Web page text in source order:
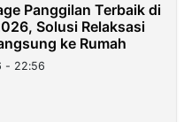
Panggilan Terbaik di
Solusi Relaksasi
ke Rumah
- 22:56